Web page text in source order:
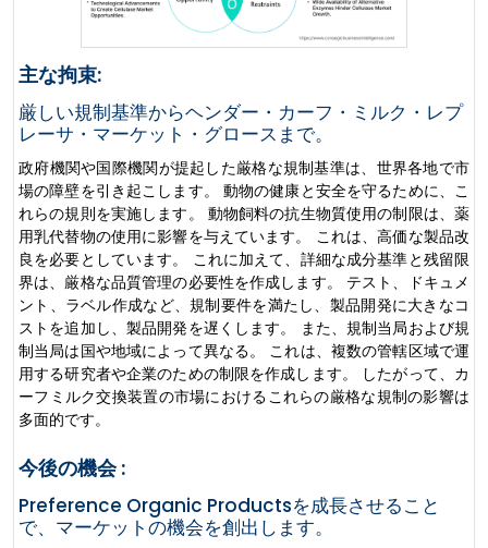
主な拘束:
厳しい規制基準からヘンダー・カーフ・ミルク・レプ
レーサ・マーケット・グロースまで。
政府機関や国際機関が提起した厳格な規制基準は、世界各地で市
場の障壁を引き起こします。 動物の健康と安全を守るために、こ
れらの規則を実施します。 動物飼料の抗生物質使用の制限は、薬
用乳代替物の使用に影響を与えています。 これは、高価な製品改
良を必要としています。 これに加えて、詳細な成分基準と残留限
界は、厳格な品質管理の必要性を作成します。 テスト、ドキュメ
ント、ラベル作成など、規制要件を満たし、製品開発に大きなコ
ストを追加し、製品開発を遅くします。 また、規制当局および規
制当局は国や地域によって異なる。 これは、複数の管轄区域で運
用する研究者や企業のための制限を作成します。 したがって、カ
ーフミルク交換装置の市場におけるこれらの厳格な規制の影響は
多面的です。
今後の機会 :
Preference Organic Productsを成長させること
で、マーケットの機会を創出します。